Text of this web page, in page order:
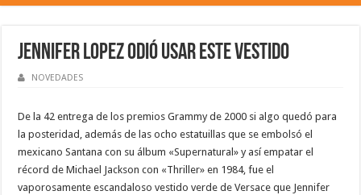
Jennifer Lopez odió usar este vestido
NOVEDADES
De la 42 entrega de los premios Grammy de 2000 si algo quedó para
la posteridad, además de las ocho estatuillas que se embolsó el
mexicano Santana con su álbum «Supernatural» y así empatar el
récord de Michael Jackson con «Thriller» en 1984, fue el
vaporosamente escandaloso vestido verde de Versace que Jennifer